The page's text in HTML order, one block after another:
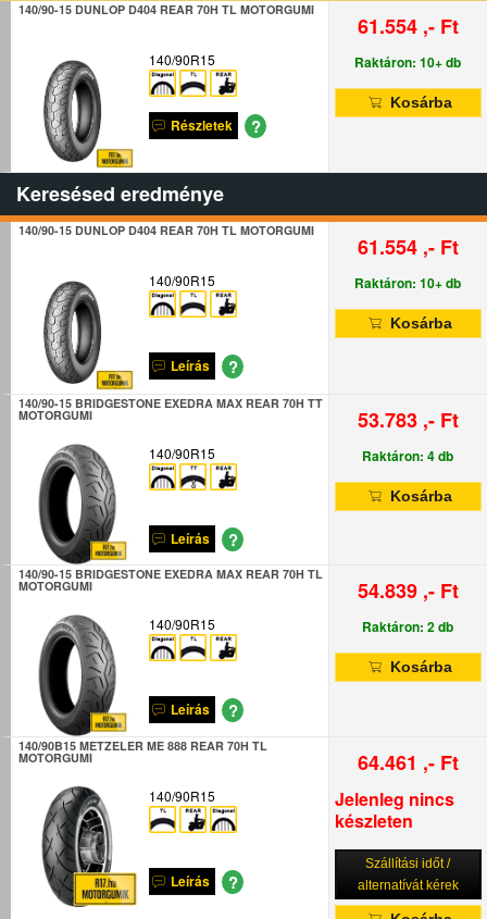
140/90-15 DUNLOP D404 REAR 70H TL MOTORGUMI
140/90R15
Részletek ?
61.554 ,- Ft
Raktáron: 10+ db
Kosárba
Keresésed eredménye
140/90-15 DUNLOP D404 REAR 70H TL MOTORGUMI
140/90R15
Leírás ?
61.554 ,- Ft
Raktáron: 10+ db
Kosárba
140/90-15 BRIDGESTONE EXEDRA MAX REAR 70H TT
MOTORGUMI
140/90R15
Leírás ?
53.783 ,- Ft
Raktáron: 4 db
Kosárba
140/90-15 BRIDGESTONE EXEDRA MAX REAR 70H TL
MOTORGUMI
140/90R15
Leírás ?
54.839 ,- Ft
Raktáron: 2 db
Kosárba
140/90B15 METZELER ME 888 REAR 70H TL
MOTORGUMI
140/90R15
Leírás ?
64.461 ,- Ft
Jelenleg nincs
készleten
Szállítási időt /
alternatívát kérek